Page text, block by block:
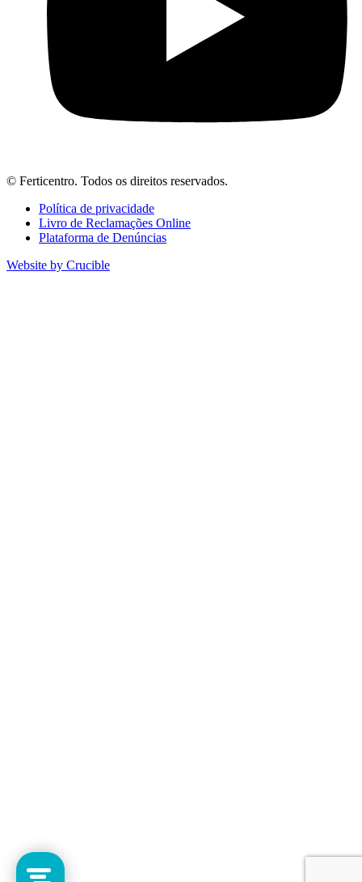
© Ferticentro. Todos os direitos reservados.
Política de privacidade
Livro de Reclamações Online
Plataforma de Denúncias
Website by Crucible